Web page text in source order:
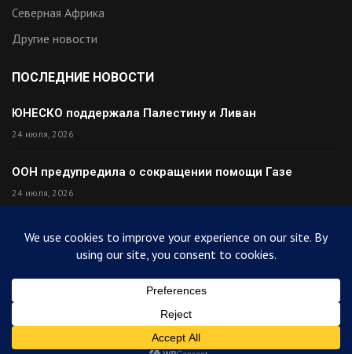
Северная Африка
Другие новости
ПОСЛЕДНИЕ НОВОСТИ
ЮНЕСКО поддержала Палестину и Ливан
24 июля, 2026
ООН предупредила о сокращении помощи Газе
24 июля, 2026
Премьер Ирака прибыл в Тегеран с миром
Палестина высмеяла Израиль после финала ЧМ